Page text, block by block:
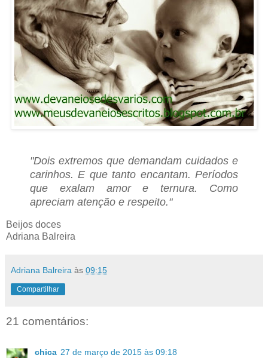
"Dois extremos que demandam cuidados e
carinhos. E que tanto encantam. Períodos
que exalam amor e ternura. Como
apreciam atenção e respeito."
Beijos doces
Adriana Balreira
Adriana Balreira às 09:15
Compartilhar
21 comentários:
chica 27 de março de 2015 às 09:18